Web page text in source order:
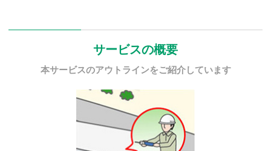
サービスの概要
本サービスのアウトラインをご紹介しています